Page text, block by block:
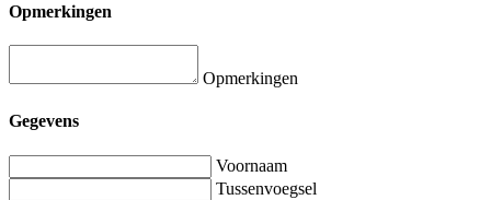
Opmerkingen
Opmerkingen
Gegevens
Voornaam
Tussenvoegsel